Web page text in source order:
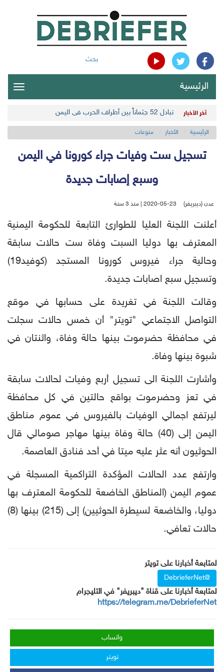
بحث
الرئيسية
آخر الأخبار تبادل 52 جثماناً بين أطراف الحرب في اليمن
الرئيسية الأخبار منوعات
تسجيل ست وفيات جراء كورونا في اليمن
وسبع إصابات جديدة
عدن (ديبريفر) 2020-05-23 | منذ 3 سنة
أعلنت اللجنة العليا للطوارئ التابعة للحكومة اليمنية
المعترف بها دوليا السبت وفاة ست حالات سابقة
وحالية جراء فيروس كورونا المستجد (كوفيد19)
وتسجيل سبع اصابات جديدة.
وقالت اللجنة في تغريدة على حسابها في موقع
التواصل الاجتماعي "تويتر" أن خمس حالات سجلت
في محافظة حضرموت بينها حالة وفاة، واثنتان في
شبوة بينها وفاة.
وأشارت اللجنة الى تسجيل أربع وفيات لحالات سابقة
في تعز وحضرموت بواقع حالتين في كل محافظة
ليرتفع اجمالي الوفيات بالفيروس في عموم مناطق
اليمن إلى (40) حالة وفاة بينها مهاجر صومالي قال
الحوثيون أنه عثر عليه ميتا في أحد فنادق العاصمة.
وارتفع عدد الحالات المؤكدة التراكمية المسجلة في
عموم اليمن (المناطق الخاضعة للحكومة المعترف بها
دوليا، والخاضعة لسيطرة الحوثيين) إلى (215) بينها (8)
حالات تعافي.
لمتابعة أخبارنا على تويتر
@DebrieferNet
لمتابعة أخبارنا على قناة "ديبريفر" في التليجرام
https://telegram.me/DebrieferNet
واتساب
تويتر